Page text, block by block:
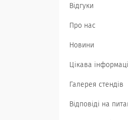
Відгуки
Про нас
Новини
Цікава
Галерея стендів
Відповіді на